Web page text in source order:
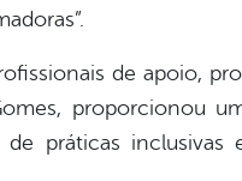
de apoio,
proporcionou
de práticas